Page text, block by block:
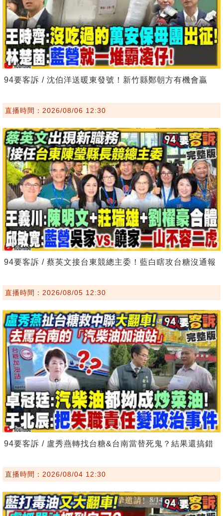
94要客訴 / 沈伯洋送暖東發號！新竹縣鄭朝方有機會贏
直播時間：2026/08/06 12:30
94要客訴 / 蔡英文接台東競總主委！藍白瞎攻台糖沒通報
直播時間：2026/08/05 12:30
94要客訴 / 盧秀燕轉找台糖&台南當替死鬼？結果還搞錯
直播時間：2026/08/04 12:30